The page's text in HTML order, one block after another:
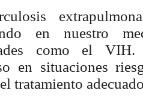
en nuestro
como el
en situaciones
tratamiento